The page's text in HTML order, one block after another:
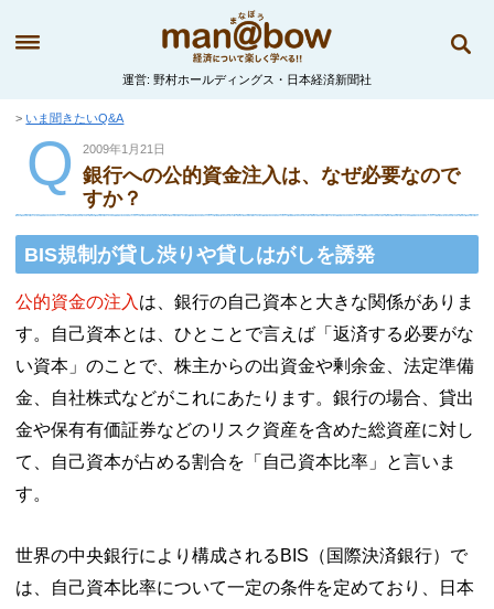
運営 野村ホールディングス・日本経済新聞社
いま聞きたいQ&A
Q 2009年1月21日
銀行への公的資金注入は、なぜ必要なので
すか？
BIS規制が貸し渋りや貸しはがしを誘発
公的資金の注入 は、銀行の自己資本と大きな関係がありま
す。自己資本とは、ひとことで言えば「返済する必要がな
い資本」のことで、株主からの出資金や剰余金、法定準備
金、自社株式などがこれにあたります。銀行の場合、貸出
金や保有有価証券などのリスク資産を含めた総資産に対し
て、自己資本が占める割合を「自己資本比率」と言いま
す。
世界の中央銀行により構成されるBIS（国際決済銀行）で
は、自己資本比率について一定の条件を定めており、日本